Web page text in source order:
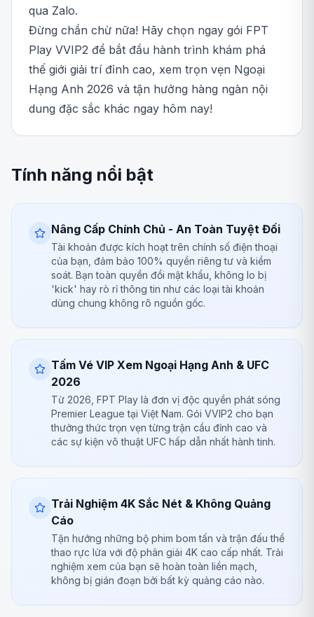
qua Zalo.
Đừng chần chừ nữa! Hãy chọn ngay gói FPT
Play VVIP2 để bắt đầu hành trình khám phá
thế giới giải trí đỉnh cao, xem trọn vẹn Ngoại
Hạng Anh 2026 và tận hưởng hàng ngàn nội
dung đặc sắc khác ngay hôm nay!
Tính năng nổi bật
Nâng Cấp Chính Chủ - An Toàn Tuyệt Đối
Tài khoản được kích hoạt trên chính số điện thoại
của bạn, đảm bảo 100% quyền riêng tư và kiểm
soát. Bạn toàn quyền đổi mật khẩu, không lo bị
'kick' hay rò rỉ thông tin như các loại tài khoản
dùng chung không rõ nguồn gốc.
Tấm Vé VIP Xem Ngoại Hạng Anh & UFC
2026
Từ 2026, FPT Play là đơn vị độc quyền phát sóng
Premier League tại Việt Nam. Gói VVIP2 cho bạn
thưởng thức trọn vẹn từng trận cầu đỉnh cao và
các sự kiện võ thuật UFC hấp dẫn nhất hành tinh.
Trải Nghiệm 4K Sắc Nét & Không Quảng
Cáo
Tận hưởng những bộ phim bom tấn và trận đấu thể
thao rực lửa với độ phân giải 4K cao cấp nhất. Trải
nghiệm xem của bạn sẽ hoàn toàn liền mạch,
không bị gián đoạn bởi bất kỳ quảng cáo nào.